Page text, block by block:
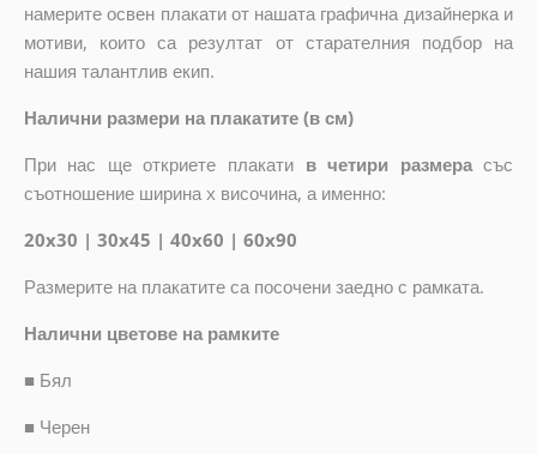
намерите освен плакати от нашата графична дизайнерка и
мотиви, които са резултат от старателния подбор на
нашия талантлив екип.
Налични размери на плакатите (в см)
При нас ще откриете плакати в четири размера със
съотношение ширина x височина, а именно:
20x30 | 30x45 | 40x60 | 60x90
Размерите на плакатите са посочени заедно с рамката.
Налични цветове на рамките
■ Бял
■ Черен